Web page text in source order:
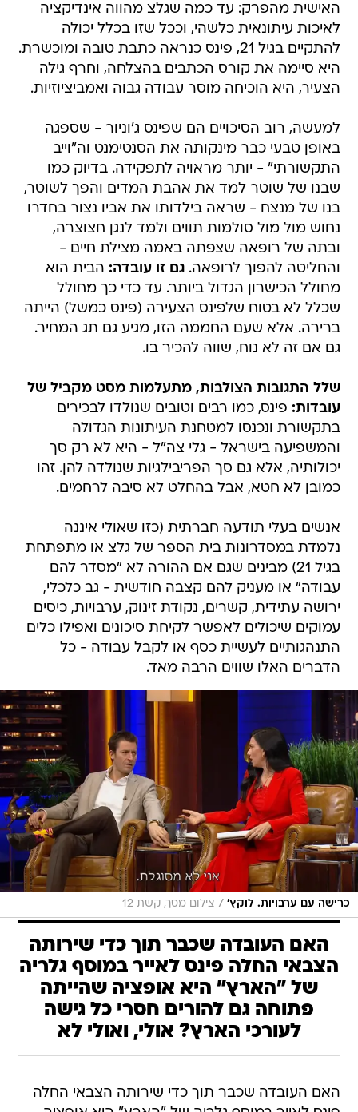
האישית מהפרק: עד כמה שגלצ מהווה אינדיקציה
לאיכות עיתונאית כלשהי, וככל שזו בכלל יכולה
להתקיים בגיל 21, פינס כנראה כתבת טובה ומוכשרת.
היא סיימה את קורס הכתבים בהצלחה, וחרף גילה
הצעיר, היא הוכיחה מוסר עבודה גבוה ואמביציוזיות.
למעשה, רוב הסיכויים הם שפינס ג'וניור - שספגה
באופן טבעי כבר מינקותה את הסנטימנט וה"וייב
התקשורתי" - יותר מראויה לתפקידה. בדיוק כמו
שבנו של שוטר למד את אהבת המדים והפך לשוטר,
בנו של מנצח - שראה בילדותו את אביו נצור בחדרו
נחוש מול מול סולמות תווים ולמד לנגן חצוצרה,
ובתה של רופאה שצפתה באמה מצילת חיים -
והחליטה להפוך לרופאה.גם זו עובדה: הבית הוא
מחולל הכישרון הגדול ביותר. עד כדי כך מחולל
שכלל לא בטוח שלפינס הצעירה (פינס כמשל) הייתה
ברירה. אלא שעם החממה הזו, מגיע גם תג המחיר.
גם אם זה לא נוח, שווה להכיר בו.
שלל התגובות הצולבות, מתעלמות מסט מקביל של
עובדות: פינס, כמו רבים וטובים שנולדו לבכירים
בתקשורת ונכנסו למטחנת העיתונות הגדולה
והמשפיעה בישראל - גלי צה"ל - היא לא רק סך
יכולותיה, אלא גם סך הפריבילגיות שנולדה להן. זהו
כמובן לא חטא, אבל בהחלט לא סיבה לרחמים.
אנשים בעלי תודעה חברתית (כזו שאולי איננה
נלמדת במסדרונות בית הספר של גלצ או מתפתחת
בגיל 21) מבינים שגם אם ההורה לא "מסדר להם
עבודה" או מעניק להם קצבה חודשית - גב כלכלי,
ירושה עתידית, קשרים, נקודת זינוק, ערבויות, כיסים
עמוקים שיכולים לאפשר לקיחת סיכונים ואפילו כלים
התנהגותיים לעשיית כסף או לקבל עבודה - כל
הדברים האלו שווים הרבה מאד.
כרישה עם ערבויות. לוקץ' / צילום מסך, קשת 12
האם העובדה שכבר תוך כדי שירותה
הצבאי החלה פינס לאייר במוסף גלריה
של "הארץ" היא אופציה שהייתה
פתוחה גם להורים חסרי כל גישה
לעורכי הארץ? אולי, ואולי לא
האם העובדה שכבר תוך כדי שירותה הצבאי החלה